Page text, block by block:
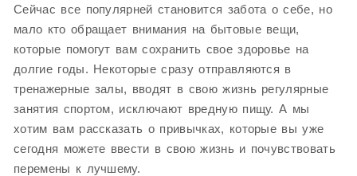
Сейчас все популярней становится забота о себе, но
мало кто обращает внимания на бытовые вещи,
которые помогут вам сохранить свое здоровье на
долгие годы. Некоторые сразу отправляются в
тренажерные залы, вводят в свою жизнь регулярные
занятия спортом, исключают вредную пищу. А мы
хотим вам рассказать о привычках, которые вы уже
сегодня можете ввести в свою жизнь и почувствовать
перемены к лучшему.